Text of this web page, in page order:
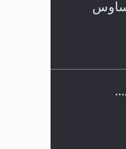
في
–